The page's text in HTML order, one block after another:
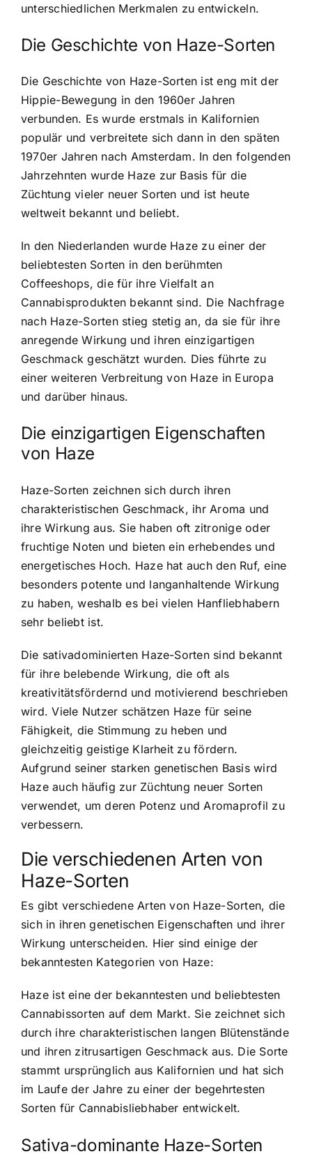
unterschiedlichen Merkmalen zu entwickeln.
Die Geschichte von Haze-Sorten
Die Geschichte von Haze-Sorten ist eng mit der
Hippie-Bewegung in den 1960er Jahren
verbunden. Es wurde erstmals in Kalifornien
populär und verbreitete sich dann in den späten
1970er Jahren nach Amsterdam. In den folgenden
Jahrzehnten wurde Haze zur Basis für die
Züchtung vieler neuer Sorten und ist heute
weltweit bekannt und beliebt.
In den Niederlanden wurde Haze zu einer der
beliebtesten Sorten in den berühmten
Coffeeshops, die für ihre Vielfalt an
Cannabisprodukten bekannt sind. Die Nachfrage
nach Haze-Sorten stieg stetig an, da sie für ihre
anregende Wirkung und ihren einzigartigen
Geschmack geschätzt wurden. Dies führte zu
einer weiteren Verbreitung von Haze in Europa
und darüber hinaus.
Die einzigartigen Eigenschaften
von Haze
Haze-Sorten zeichnen sich durch ihren
charakteristischen Geschmack, ihr Aroma und
ihre Wirkung aus. Sie haben oft zitronige oder
fruchtige Noten und bieten ein erhebendes und
energetisches Hoch. Haze hat auch den Ruf, eine
besonders potente und langanhaltende Wirkung
zu haben, weshalb es bei vielen Hanfliebhabern
sehr beliebt ist.
Die sativadominierten Haze-Sorten sind bekannt
für ihre belebende Wirkung, die oft als
kreativitätsfördernd und motivierend beschrieben
wird. Viele Nutzer schätzen Haze für seine
Fähigkeit, die Stimmung zu heben und
gleichzeitig geistige Klarheit zu fördern.
Aufgrund seiner starken genetischen Basis wird
Haze auch häufig zur Züchtung neuer Sorten
verwendet, um deren Potenz und Aromaprofil zu
verbessern.
Die verschiedenen Arten von
Haze-Sorten
Es gibt verschiedene Arten von Haze-Sorten, die
sich in ihren genetischen Eigenschaften und ihrer
Wirkung unterscheiden. Hier sind einige der
bekanntesten Kategorien von Haze:
Haze ist eine der bekanntesten und beliebtesten
Cannabissorten auf dem Markt. Sie zeichnet sich
durch ihre charakteristischen langen Blütenstände
und ihren zitrusartigen Geschmack aus. Die Sorte
stammt ursprünglich aus Kalifornien und hat sich
im Laufe der Jahre zu einer der begehrtesten
Sorten für Cannabisliebhaber entwickelt.
Sativa-dominante Haze-Sorten